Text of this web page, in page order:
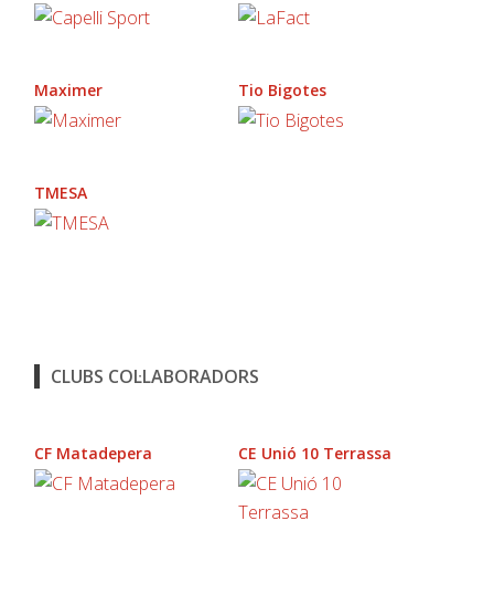
Maximer Tio Bigotes
TMESA
CLUBS COL·LABORADORS
CF Matadepera CE Unió 10 Terrassa